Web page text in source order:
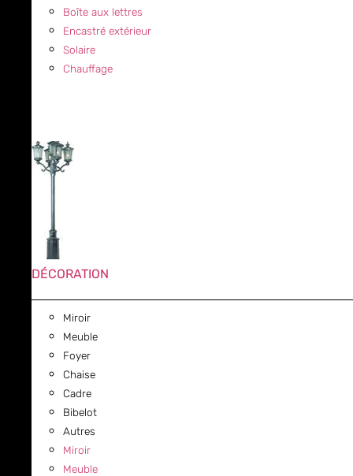
Boîte aux lettres
Encastré extérieur
Solaire
Chauffage
DÉCORATION
Miroir
Meuble
Foyer
Chaise
Cadre
Bibelot
Autres
Miroir
Meuble